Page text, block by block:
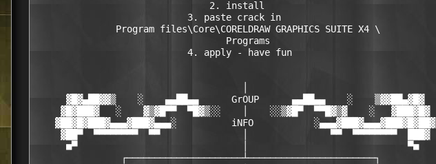
                                2. install
                            3. paste crack in
               Program files\Core\CORELDRAW GRAPHICS SUITE X4 \
                                   Programs
                            4. apply - have fun
      ▓█▓▄██▓▓▒    ░    ▄▄██▄▄      GrOUP      ▄▄██▄▄    ░    ▒▓▓██▄▓█▓
     ▓█▓███▓   ░    ▓▒▓█▀▀  ▀█▓▒░░    │    ░░▒▓█▀  ▀▀█▓▒▓    ░   ▓███▓█▓
    ▓██▓█▓███▓▄▄▄▓███▓▄▄▄░          iNFO           ░▄▄▄▓███▓▄▄▄▓███▓█▓██▓
     ▓██▀  ▀▀▀▀▀▀▀▀  ▀▀               │               ▀▀  ▀▀▀▀▀▀▀▀  ███▓
      ■▀                              │                             ▀■
                ┌─────────────────────┴───────────────────────┐